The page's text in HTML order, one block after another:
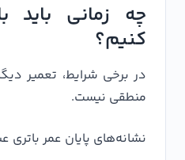
چه زمانی باید
کنیم؟
در برخی شرایط، تعمیر
منطقی نیست.
نشانه‌های پایان عمر باتری